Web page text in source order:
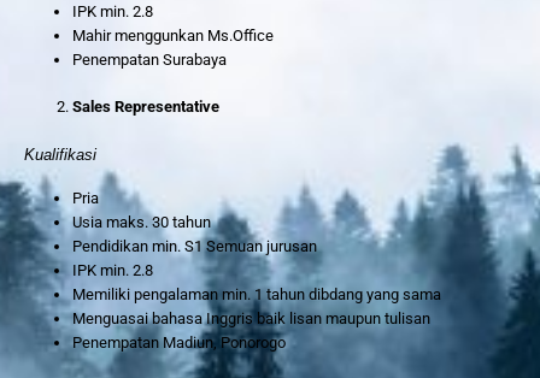
IPK min. 2.8
Mahir menggunkan Ms.Office
Penempatan Surabaya
Sales Representative
Kualifikasi
Pria
Usia maks. 30 tahun
Pendidikan min. S1 Semuan jurusan
IPK min. 2.8
Memiliki pengalaman min. 1 tahun dibdang yang sama
Menguasai bahasa Inggris baik lisan maupun tulisan
Penempatan Madiun, Ponorogo